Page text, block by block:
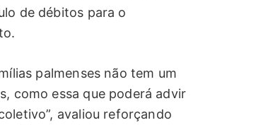
de débitos para o
palmenses não tem um
como essa que poderá advir
avaliou reforçando